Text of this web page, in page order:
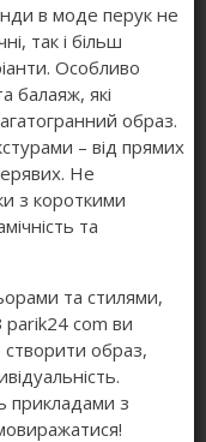
в моде перук не
так і більш
Особливо
балаяж, які
образ.
– від прямих
Не
з короткими
та
та стилями,
parik24 com ви
образ,
прикладами з